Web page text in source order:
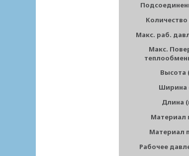
Количество
Макс. раб.
Макс.
Высота
Ширина
Длина
Материал
Материал
Рабочее